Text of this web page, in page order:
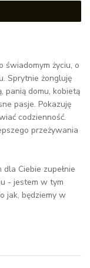
świadomym życiu, o
Sprytnie żongluję
panią domu, kobietą
pasje. Pokazuję
codzienność.
przeżywania
Ciebie zupełnie
- jestem w tym
jak, będziemy w